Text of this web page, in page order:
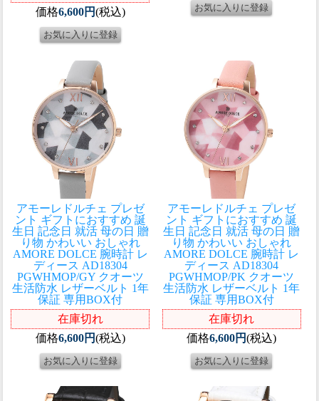
価格6,600円(税込)
アモーレドルチェ プレゼ
ント ギフトにおすすめ 誕
生日 記念日 就活 母の日 贈
り物 かわいい おしゃれ
AMORE DOLCE 腕時計 レ
ディース AD18304
PGWHMOP/GY クオーツ
生活防水 レザーベルト 1年
保証 専用BOX付
在庫切れ
価格6,600円(税込)
アモーレドルチェ プレゼ
ント ギフトにおすすめ 誕
生日 記念日 就活 母の日 贈
り物 かわいい おしゃれ
AMORE DOLCE 腕時計 レ
ディース AD18304
PGWHMOP/PK クオーツ
生活防水 レザーベルト 1年
保証 専用BOX付
在庫切れ
価格6,600円(税込)